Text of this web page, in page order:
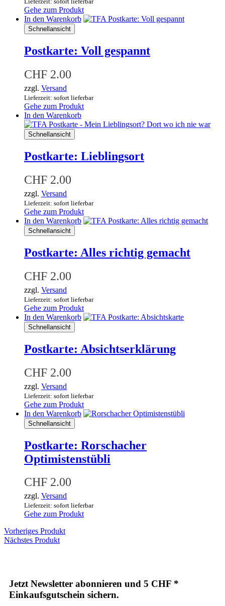
war:
CHF 2.00CHF 1.00.
Gehe zum Produkt
In den Warenkorb
Schnellansicht
Postkarte: Voll gespannt
CHF 2.00
zzgl. Versand
Lieferzeit: sofort lieferbar
Gehe zum Produkt
In den Warenkorb
Schnellansicht
Postkarte: Lieblingsort
CHF 2.00
zzgl. Versand
Lieferzeit: sofort lieferbar
Gehe zum Produkt
In den Warenkorb
Schnellansicht
Postkarte: Alles richtig gemacht
CHF 2.00
zzgl. Versand
Lieferzeit: sofort lieferbar
Gehe zum Produkt
In den Warenkorb
Schnellansicht
Postkarte: Absichtserklärung
CHF 2.00
zzgl. Versand
Lieferzeit: sofort lieferbar
Gehe zum Produkt
In den Warenkorb
Schnellansicht
Postkarte: Rorschacher
Optimistenstübli
CHF 2.00
zzgl. Versand
Lieferzeit: sofort lieferbar
Gehe zum Produkt
Vorheriges Produkt
Nächstes Produkt
Jetzt Newsletter abonnieren und 5 CHF *
Einkaufsgutschein sichern.